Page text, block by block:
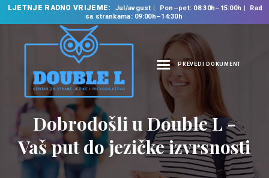
LJETNJE RADNO VRIJEME: Jul/avgust Pon–pet: 08:30h–15:00h
Rad
sa strankama: 09:00h–14:30h
PREVEDI DOKUMENT
NASLOVNA
O NAMA
NAŠE USLUGE
ŠKOLA STRANIH
JEZIKA
Dobrodošli u Double L -
Vaš put do jezičke izvrsnosti
Prevodilačke usluge
na 35 jezika